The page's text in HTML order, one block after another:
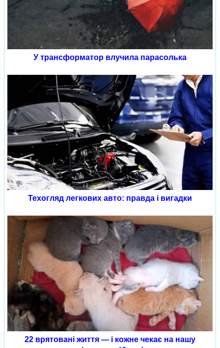
У трансформатор влучила парасолька
Техогляд легкових авто: правда і вигадки
22 врятовані життя — і кожне чекає на нашу